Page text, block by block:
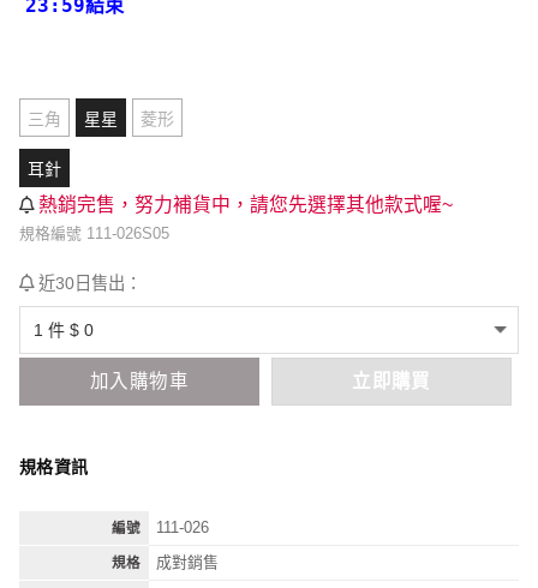
23:59結束
三角 星星 菱形
耳針
熱銷完售，努力補貨中，請您先選擇其他款式喔~
規格編號 111-026S05
近30日售出：
加入購物車 立即購買
規格資訊
編號 111-026
規格 成對銷售